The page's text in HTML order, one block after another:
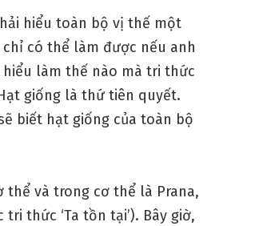
hiểu toàn bộ vị thế một
có thể làm được nếu anh
làm thế nào mà tri thức
giống là thứ tiên quyết.
biết hạt giống của toàn bộ
thể và trong cơ thể là Prana,
thức ‘Ta tồn tại’). Bây giờ,